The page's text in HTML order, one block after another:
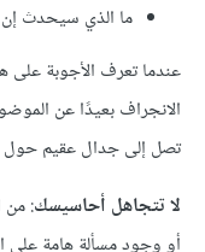
ما الذي سيحدث
عندما تعرف الأجوبة على
الانجراف بعيدًا عن
تصل إلى جدال عقيم
لا تتجاهل أحاسيسك: من